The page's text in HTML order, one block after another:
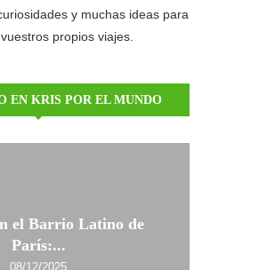
y muchas ideas para
propios viajes.
EN KRIS POR EL MUNDO
el Barrio Latino de
París:...
08/12/2025